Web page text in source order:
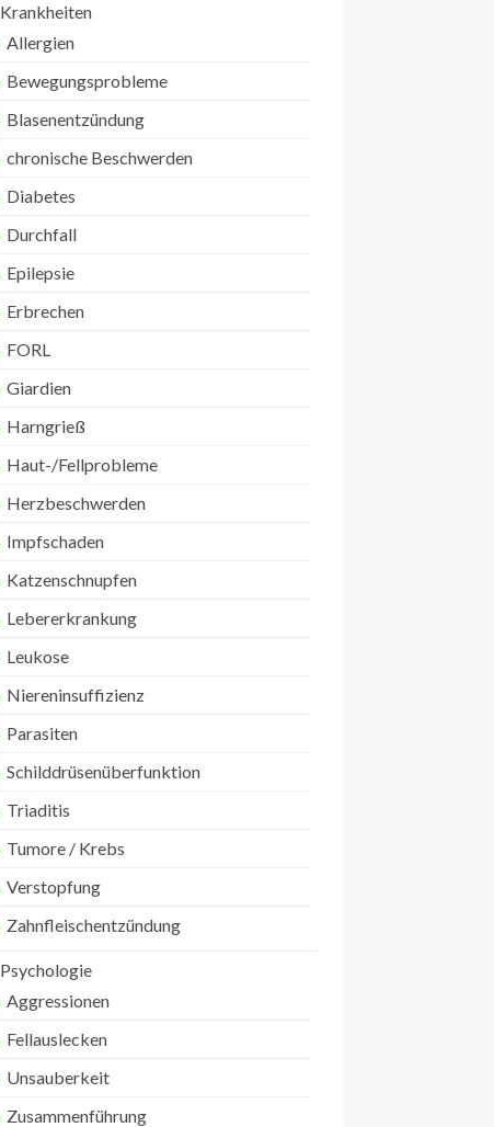
Krankheiten
Allergien
Bewegungsprobleme
Blasenentzündung
chronische Beschwerden
Diabetes
Durchfall
Epilepsie
Erbrechen
FORL
Giardien
Harngrieß
Haut-/Fellprobleme
Herzbeschwerden
Impfschaden
Katzenschnupfen
Lebererkrankung
Leukose
Niereninsuffizienz
Parasiten
Schilddrüsenüberfunktion
Triaditis
Tumore / Krebs
Verstopfung
Zahnfleischentzündung
Psychologie
Aggressionen
Fellauslecken
Unsauberkeit
Zusammenführung